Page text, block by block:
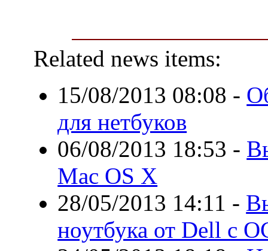
Related news items:
15/08/2013 08:08 -
для нетбуков
06/08/2013 18:53 -
Mac OS X
28/05/2013 14:11 -
ноутбука от Dell с